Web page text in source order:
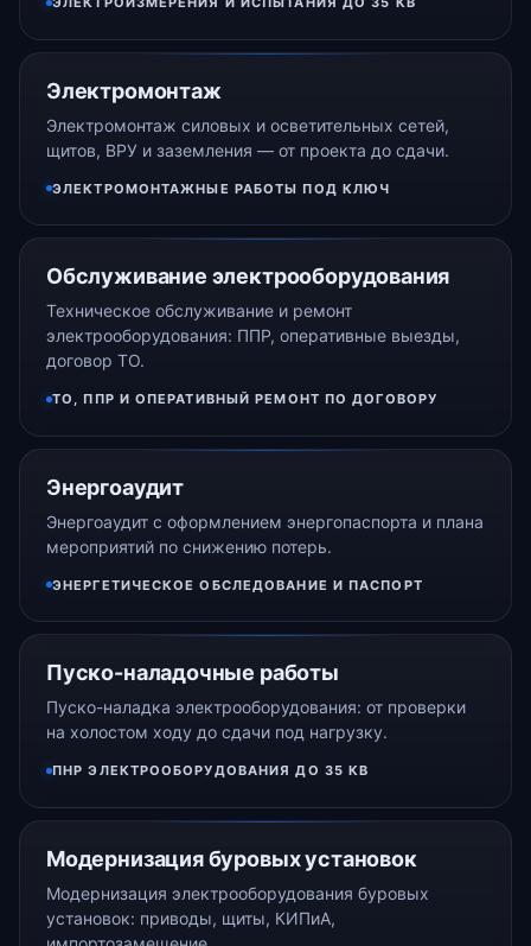
Электромонтаж
Электромонтаж силовых и осветительных сетей,
щитов, ВРУ и заземления — от проекта до сдачи.
ЭЛЕКТРОМОНТАЖНЫЕ РАБОТЫ ПОД КЛЮЧ
Обслуживание электрооборудования
Техническое обслуживание и ремонт
электрооборудования: ППР, оперативные выезды,
договор ТО.
ТО, ППР И ОПЕРАТИВНЫЙ РЕМОНТ ПО ДОГОВОРУ
Энергоаудит
Энергоаудит с оформлением энергопаспорта и плана
мероприятий по снижению потерь.
ЭНЕРГЕТИЧЕСКОЕ ОБСЛЕДОВАНИЕ И ПАСПОРТ
Пуско-наладочные работы
Пуско-наладка электрооборудования: от проверки
на холостом ходу до сдачи под нагрузку.
ПНР ЭЛЕКТРООБОРУДОВАНИЯ ДО 35 КВ
Модернизация буровых установок
Модернизация электрооборудования буровых
установок: приводы, щиты, КИПиА,